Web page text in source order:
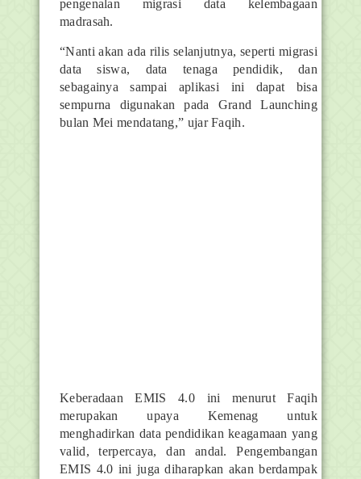
pengenalan migrasi data kelembagaan
madrasah.
“Nanti akan ada rilis selanjutnya, seperti migrasi
data siswa, data tenaga pendidik, dan
sebagainya sampai aplikasi ini dapat bisa
sempurna digunakan pada Grand Launching
bulan Mei mendatang,” ujar Faqih.
Keberadaan EMIS 4.0 ini menurut Faqih
merupakan upaya Kemenag untuk
menghadirkan data pendidikan keagamaan yang
valid, terpercaya, dan andal. Pengembangan
EMIS 4.0 ini juga diharapkan akan berdampak